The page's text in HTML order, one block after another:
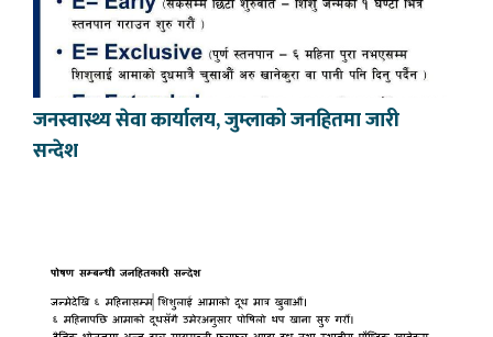
जनस्वास्थ्य सेवा कार्यालय, जुम्लाको जनहितमा जारी
सन्देश